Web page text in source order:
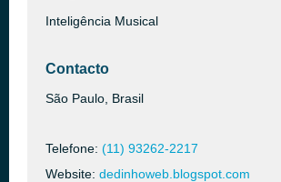
Inteligência Musical
Contacto
São Paulo, Brasil
Telefone: (11) 93262-2217
Website: dedinhoweb.blogspot.com